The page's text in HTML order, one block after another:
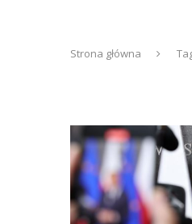
Strona główna